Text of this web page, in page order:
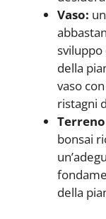
Vaso:
sviluppo
della
vaso
ristagni
bonsai
della